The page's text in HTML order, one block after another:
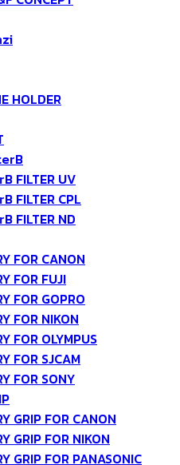
HOLDER
FILTER UV
FILTER CPL
FILTER ND
FOR CANON
FOR FUJI
FOR GOPRO
FOR NIKON
FOR OLYMPUS
FOR SJCAM
FOR SONY
GRIP FOR CANON
GRIP FOR NIKON
GRIP FOR PANASONIC